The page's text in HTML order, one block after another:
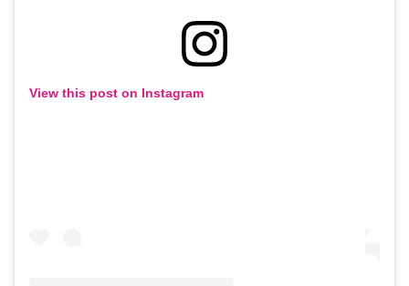
View this post on Instagram